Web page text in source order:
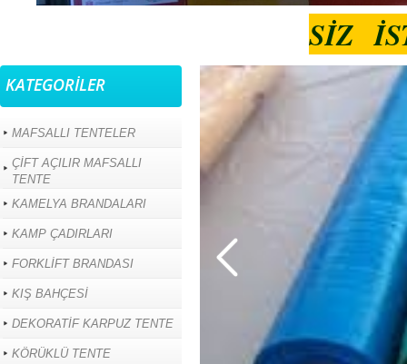
SİZ
KATEGORİLER
MAFSALLI TENTELER
ÇİFT AÇILIR MAFSALLI
TENTE
KAMELYA BRANDALARI
KAMP ÇADIRLARI
FORKLİFT BRANDASI
KIŞ BAHÇESİ
DEKORATİF KARPUZ TENTE
KÖRÜKLÜ TENTE